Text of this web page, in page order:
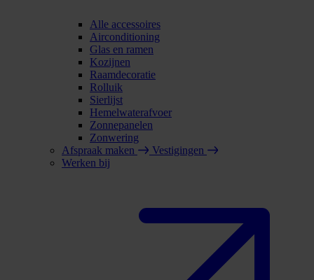
Alle accessoires
Airconditioning
Glas en ramen
Kozijnen
Raamdecoratie
Rolluik
Sierlijst
Hemelwaterafvoer
Zonnepanelen
Zonwering
Afspraak maken
Vestigingen
Werken bij